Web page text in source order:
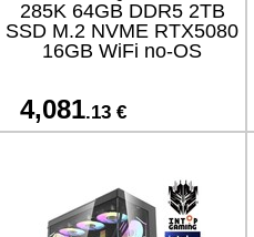
285K 64GB DDR5 2TB
SSD M.2 NVME RTX5080
16GB WiFi no-OS
4,081.13 €